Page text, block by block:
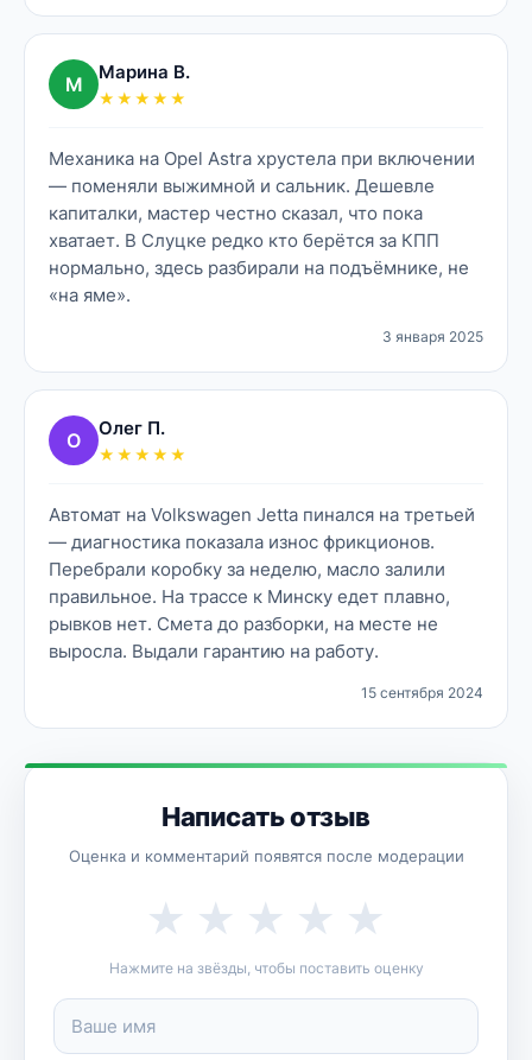
М Марина В.
★★★★★
Механика на Opel Astra хрустела при включении
— поменяли выжимной и сальник. Дешевле
капиталки, мастер честно сказал, что пока
хватает. В Слуцке редко кто берётся за КПП
нормально, здесь разбирали на подъёмнике, не
«на яме».
3 января 2025
О Олег П.
★★★★★
Автомат на Volkswagen Jetta пинался на третьей
— диагностика показала износ фрикционов.
Перебрали коробку за неделю, масло залили
правильное. На трассе к Минску едет плавно,
рывков нет. Смета до разборки, на месте не
выросла. Выдали гарантию на работу.
15 сентября 2024
Написать отзыв
Оценка и комментарий появятся после модерации
★
★
★
★
★
Нажмите на звёзды, чтобы поставить оценку